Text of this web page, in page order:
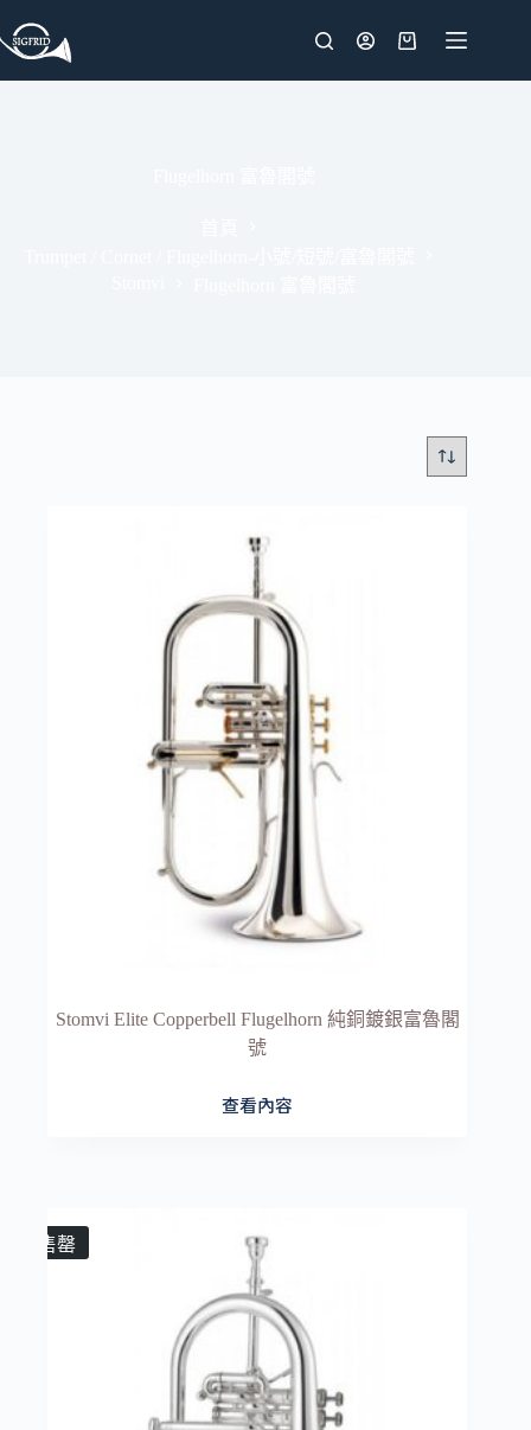
至
購
物
Stomvi Elite Copperbell Flugelhorn 純銅鍍銀富魯閣
號
查看內容
售罄